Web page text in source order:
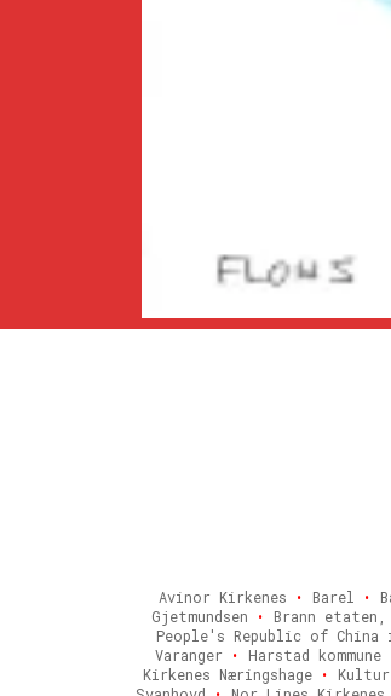
Avinor Kirkenes • Barel •
Gjetmundsen
• Brann etaten,
People's Republic of China
Varanger
• Harstad kommune
Kirkenes Næringshage •